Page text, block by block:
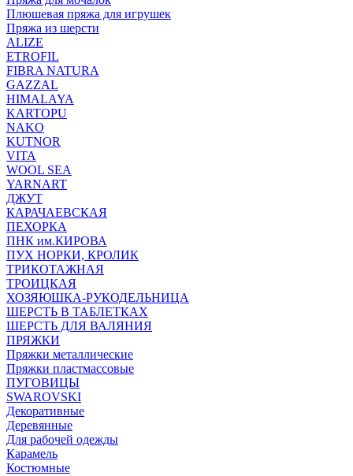
Плюшевая пряжа для игрушек
Пряжа из шерсти
ALIZE
ETROFIL
FIBRA NATURA
GAZZAL
HIMALAYA
KARTOPU
NAKO
KUTNOR
VITA
WOOL SEA
YARNART
ДЖУТ
КАРАЧАЕВСКАЯ
ПЕХОРКА
ПНК им.КИРОВА
ПУХ НОРКИ, КРОЛИК
ТРИКОТАЖНАЯ
ТРОИЦКАЯ
ХОЗЯЮШКА-РУКОДЕЛЬНИЦА
ШЕРСТЬ В ТАБЛЕТКАХ
ШЕРСТЬ ДЛЯ ВАЛЯНИЯ
ПРЯЖКИ
Пряжки металлические
Пряжки пластмассовые
ПУГОВИЦЫ
SWAROVSKI
Декоративные
Деревянные
Для рабочей одежды
Карамель
Костюмные